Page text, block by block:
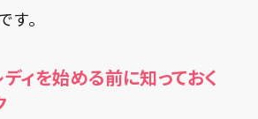
す。
ィを始める前に知っておく